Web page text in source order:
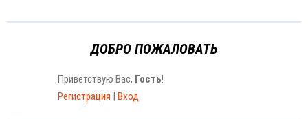
ДОБРО ПОЖАЛОВАТЬ
Приветствую Вас, Гость!
Регистрация | Вход